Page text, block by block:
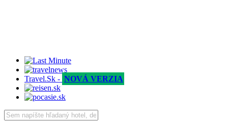
Travel.Sk - NOVÁ VERZIA